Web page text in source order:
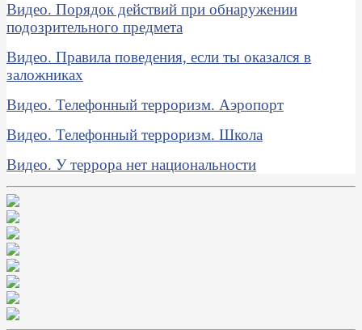
Видео. Порядок действий при обнаружении
подозрительного предмета
Видео. Правила поведения, если ты оказался в
заложниках
Видео. Телефонный терроризм. Аэропорт
Видео. Телефонный терроризм. Школа
Видео. У террора нет национальности